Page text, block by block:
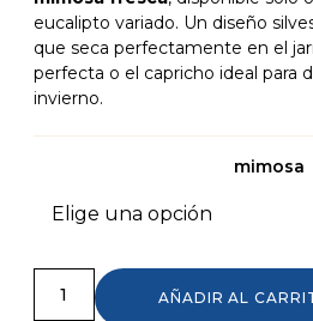
eucalipto variado. Un diseño
que seca perfectamente en el
perfecta o el capricho ideal para
invierno.
mimosa
AÑADIR AL